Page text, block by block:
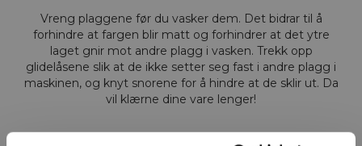
Vreng plaggene før du vasker dem. Det bidrar til å
forhindre at fargen blir matt og forhindrer at det ytre
laget gnir mot andre plagg i vasken. Trekk opp
glidelåsene slik at de ikke setter seg fast i andre plagg i
maskinen, og knyt snorene for å hindre at de sklir ut. Da
vil klærne dine vare lenger!